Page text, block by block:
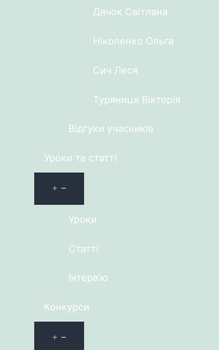
Дячок Світлана
Ніколенко Ольга
Сич Леся
Туряниця Вікторія
Відгуки учасників
Уроки та статті
Уроки
Статті
Інтерв’ю
Конкурси